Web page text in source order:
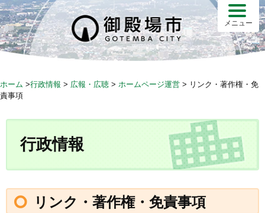
S
k
i
p
c
メニュー
ホーム >行政情報 > 広報・広聴 > ホームページ運営 > リンク・著作権・免
責事項
行政情報
リンク・著作権・免責事項